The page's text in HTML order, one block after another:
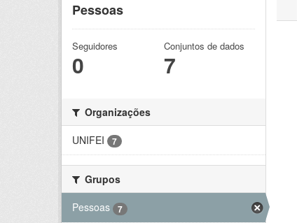
Pessoas
Seguidores
0
Conjuntos de dados
7
Organizações
UNIFEI
7
Grupos
Pessoas
7